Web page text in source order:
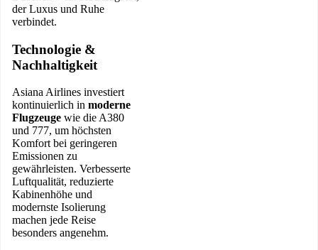
der Luxus und Ruhe
verbindet.
Technologie &
Nachhaltigkeit
Asiana Airlines investiert
kontinuierlich in moderne
Flugzeuge wie die A380
und 777, um höchsten
Komfort bei geringeren
Emissionen zu
gewährleisten. Verbesserte
Luftqualität, reduzierte
Kabinenhöhe und
modernste Isolierung
machen jede Reise
besonders angenehm.